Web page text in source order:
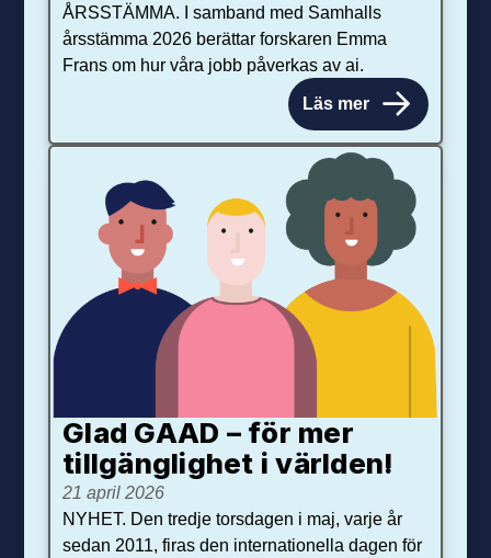
ÅRSSTÄMMA. I samband med Samhalls
årsstämma 2026 berättar forskaren Emma
Frans om hur våra jobb påverkas av ai.
Läs mer
Glad GAAD – för mer
tillgänglighet i världen!
21 april 2026
NYHET. Den tredje torsdagen i maj, varje år
sedan 2011, firas den internationella dagen för